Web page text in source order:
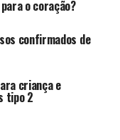
o coração?
confirmados de
criança e
tipo 2